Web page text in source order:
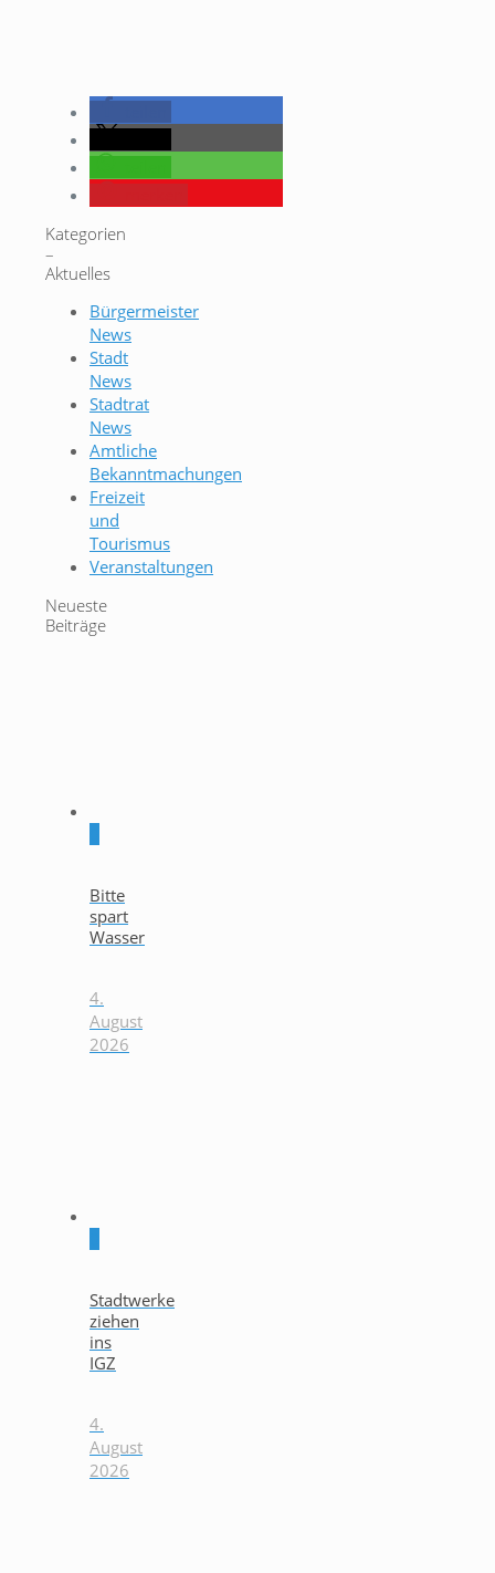
Kategorien
–
Aktuelles
Bürgermeister
News
Stadt
News
Stadtrat
News
Amtliche
Bekanntmachungen
Freizeit
und
Tourismus
Veranstaltungen
Neueste
Beiträge
Bitte
spart
Wasser
4.
August
2026
Stadtwerke
ziehen
ins
IGZ
4.
August
2026